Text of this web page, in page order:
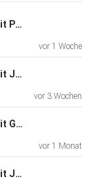
Folge 69 - Garderobengespräche mit Philipp Büttner
vor 1 Woche
Folge 68 - Garderobengespräche mit Jan Kersjes
vor 3 Wochen
Folge 67 - Garderobengespräche mit Gonzalo Campos Lopez
vor 1 Monat
Folge 66 - Garderobengespräche mit Jannik Harneit und Vikrant Subramanian